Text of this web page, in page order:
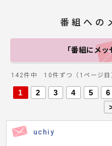
番組への
「番組にメ
142件中 10件ずつ（1ページ目
1 2 3 4 5 6
uchiy